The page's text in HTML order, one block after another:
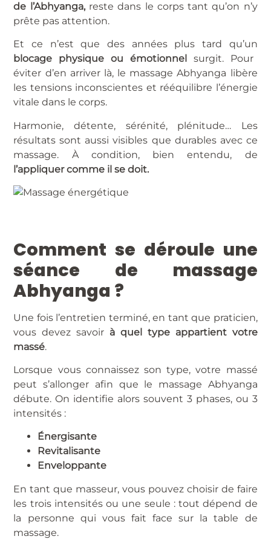
de l’Abhyanga,reste dans le corps tant qu’on n’y
prête pas attention.
Et ce n’est que des années plus tard qu’un
blocage physique ou émotionnel surgit. Pour
éviter d’en arriver là, le massage Abhyanga libère
les tensions inconscientes et rééquilibre l’énergie
vitale dans le corps.
Harmonie, détente, sérénité, plénitude… Les
résultats sont aussi visibles que durables avec ce
massage. À condition, bien entendu, de
l’appliquer comme il se doit.
Comment se déroule une
séance de massage
Abhyanga ?
Une fois l’entretien terminé, en tant que praticien,
vous devez savoir à quel type appartient votre
massé.
Lorsque vous connaissez son type, votre massé
peut s’allonger afin que le massage Abhyanga
débute. On identifie alors souvent 3 phases, ou 3
intensités :
Énergisante
Revitalisante
Enveloppante
En tant que masseur, vous pouvez choisir de faire
les trois intensités ou une seule : tout dépend de
la personne qui vous fait face sur la table de
massage.